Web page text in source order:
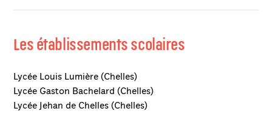
Les établissements scolaires
Lycée Louis Lumière (Chelles)
Lycée Gaston Bachelard (Chelles)
Lycée Jehan de Chelles (Chelles)